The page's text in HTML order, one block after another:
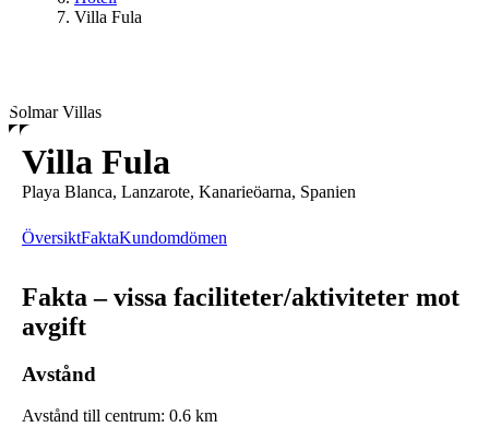
Villa Fula
Solmar Villas
Villa Fula
Playa Blanca, Lanzarote, Kanarieöarna, Spanien
ÖversiktFaktaKundomdömen
Fakta – vissa faciliteter/aktiviteter mot
avgift
Avstånd
Avstånd till centrum: 0.6 km